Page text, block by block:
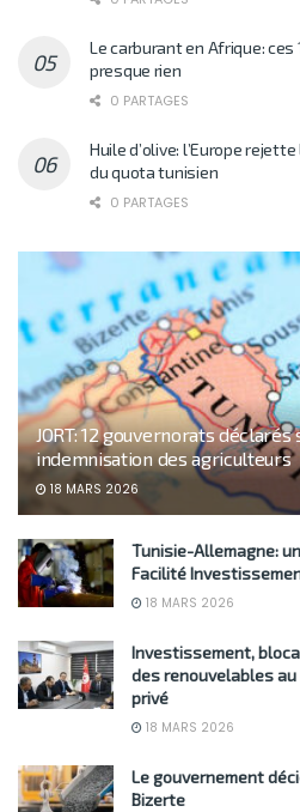
Le carburant en Afrique: ces
presque rien
0 PARTAGES
Huile d’olive: l’Europe
du quota tunisien
0 PARTAGES
JORT: 12 gouvernorats
indemnisation des agriculteurs
18 MARS 2026
Tunisie-Allemagne:
Facilité
18 MARS 2026
Investissement,
des renouvelables
privé
18 MARS 2026
Le gouvernement
Bizerte